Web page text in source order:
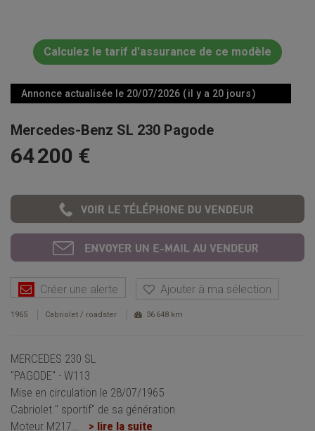
Calculez le tarif d'assurance de ce modèle
Annonce actualisée le 20/07/2026 ( il y a 20 jours )
Mercedes-Benz SL 230 Pagode
64 200 €
Créer une alerte Ajouter à ma sélection
1965 Cabriolet / roadster 36 648 km
MERCEDES 230 SL
"PAGODE" - W113
Mise en circulation le 28/07/1965
Cabriolet " sportif" de sa génération
Moteur M217
> lire la suite